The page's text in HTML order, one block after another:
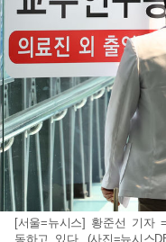
[서울=뉴시스] 황준선 기자
동하고 있다. (사진=뉴시스